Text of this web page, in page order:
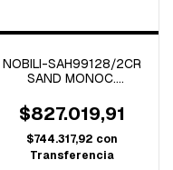
NOBILI-SAH99128/2CR
SAND MONOC.
CROMO
$827.019,91
$744.317,92 con
Transferencia